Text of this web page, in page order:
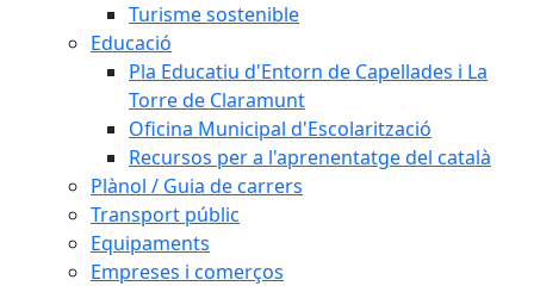
Turisme sostenible
Educació
Pla Educatiu d'Entorn de Capellades i La
Torre de Claramunt
Oficina Municipal d'Escolarització
Recursos per a l'aprenentatge del català
Plànol / Guia de carrers
Transport públic
Equipaments
Empreses i comerços